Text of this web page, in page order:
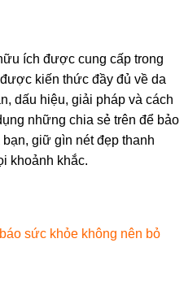
ích được cung cấp trong
kiến thức đầy đủ về da
dấu hiệu, giải pháp và cách
những chia sẻ trên để bảo
giữ gìn nét đẹp thanh
khoảnh khắc.
sức khỏe không nên bỏ